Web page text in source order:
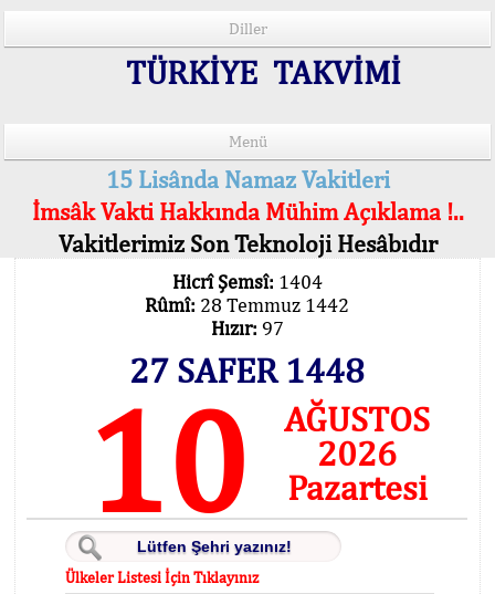
Diller
TÜRKİYE TAKVİMİ
Menü
15 Lisânda Namaz Vakitleri
İmsâk Vakti Hakkında Mühim Açıklama !..
Vakitlerimiz Son Teknoloji Hesâbıdır
Hicrî Şemsî: 1404
Rûmî: 28 Temmuz 1442
Hızır: 97
27 SAFER 1448
10
AĞUSTOS
2026
Pazartesi
Ülkeler Listesi İçin Tıklayınız